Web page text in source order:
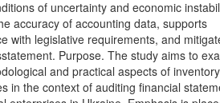
of uncertainty and economic
accuracy of accounting data, supports
with legislative requirements, and
Purpose. The study aims to
and practical aspects of inventory
in the context of auditing financial